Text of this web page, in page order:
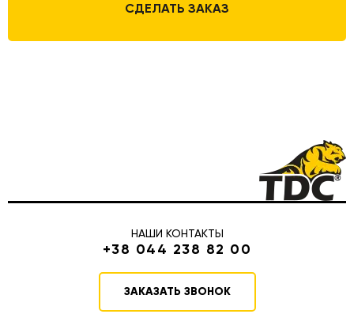
СДЕЛАТЬ ЗАКАЗ
НАШИ КОНТАКТЫ
+38 044 238 82 00
ЗАКАЗАТЬ ЗВОНОК